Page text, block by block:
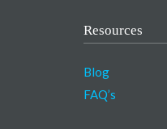
Resources
Blog
FAQ’s